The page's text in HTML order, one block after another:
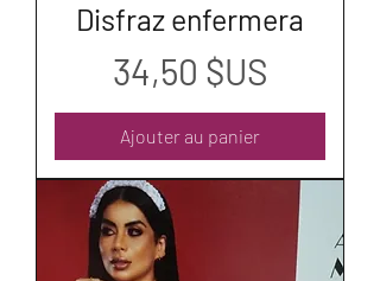
Disfraz enfermera
Prix
34,50 $US
Ajouter au panier